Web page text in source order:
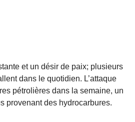
et un désir de paix; plusieurs
dans le quotidien. L’attaque
pétrolières dans la semaine, un
provenant des hydrocarbures.